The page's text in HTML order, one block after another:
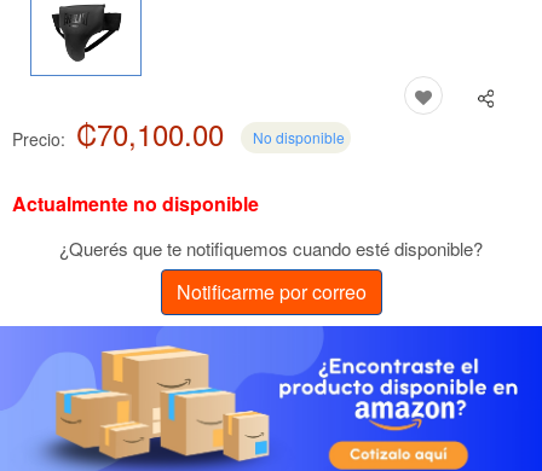
Precio: ₡70,100.00 No disponible
Actualmente no disponible
¿Querés que te notifiquemos cuando esté disponible?
Notificarme por correo